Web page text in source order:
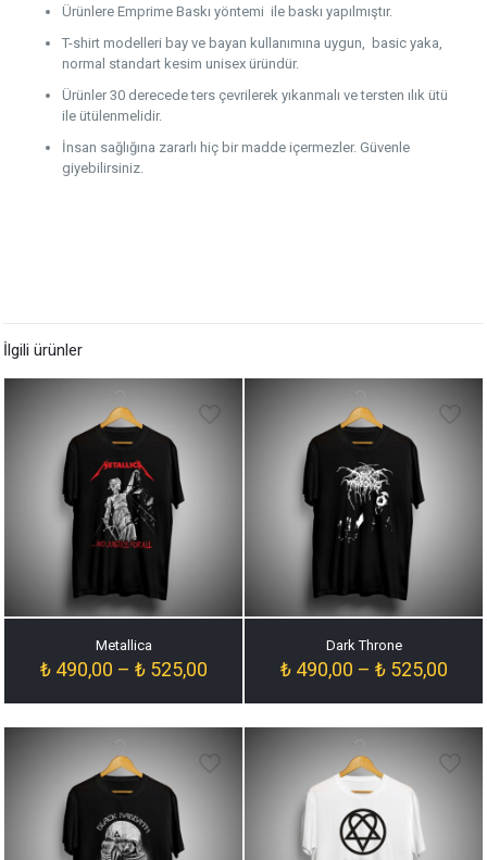
Ürünlere Emprime Baskı yöntemi ile baskı yapılmıştır.
T-shirt modelleri bay ve bayan kullanımına uygun, basic yaka,
normal standart kesim unisex üründür.
Ürünler 30 derecede ters çevrilerek yıkanmalı ve tersten ılık ütü
ile ütülenmelidir.
İnsan sağlığına zararlı hiç bir madde içermezler. Güvenle
giyebilirsiniz.
İlgili ürünler
Metallica
₺490,00 – ₺525,00Fiyat
₺ 490,00
-
Dark Throne
₺490,00 – ₺525,00Fiyat
₺
-